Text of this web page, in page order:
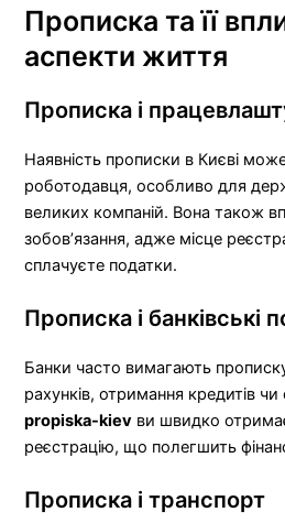
Прописка та її
аспекти життя
Прописка і
Наявність прописки в Києві
роботодавця, особливо для
великих компаній. Вона також
зобов’язання, адже місце
сплачуєте податки.
Прописка і банківські
Банки часто вимагають
рахунків, отримання кредитів
propiska-kiev ви швидко
реєстрацію, що полегшить
Прописка і транспорт